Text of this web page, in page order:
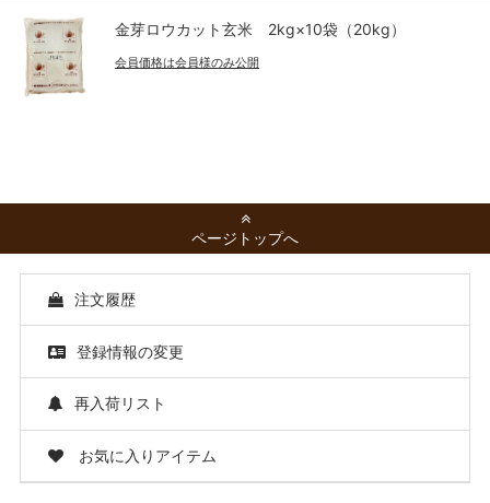
金芽ロウカット玄米 2kg×10袋（20kg）
会員価格は会員様のみ公開
ページトップへ
注文履歴
登録情報の変更
再入荷リスト
お気に入りアイテム